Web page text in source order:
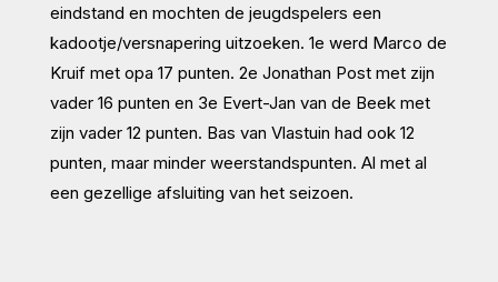
eindstand en mochten de jeugdspelers een
kadootje/versnapering uitzoeken. 1e werd Marco de
Kruif met opa 17 punten. 2e Jonathan Post met zijn
vader 16 punten en 3e Evert-Jan van de Beek met
zijn vader 12 punten. Bas van Vlastuin had ook 12
punten, maar minder weerstandspunten. Al met al
een gezellige afsluiting van het seizoen.